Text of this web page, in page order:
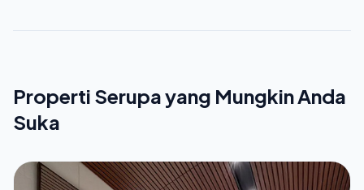
Properti Serupa yang Mungkin Anda
Suka